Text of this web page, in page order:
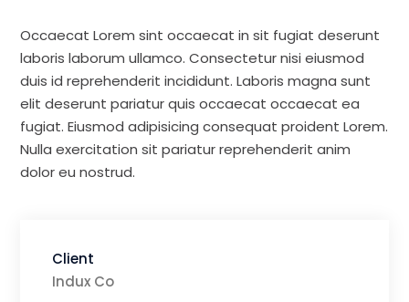
Occaecat Lorem sint occaecat in sit fugiat deserunt
laboris laborum ullamco. Consectetur nisi eiusmod
duis id reprehenderit incididunt. Laboris magna sunt
elit deserunt pariatur quis occaecat occaecat ea
fugiat. Eiusmod adipisicing consequat proident Lorem.
Nulla exercitation sit pariatur reprehenderit anim
dolor eu nostrud.
Client
Indux Co